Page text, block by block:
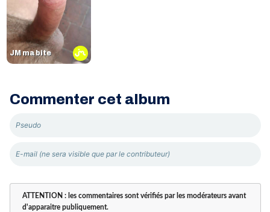
JM ma bite
Commenter cet album
ATTENTION : les commentaires sont vérifiés par les modérateurs avant
d'apparaitre publiquement.